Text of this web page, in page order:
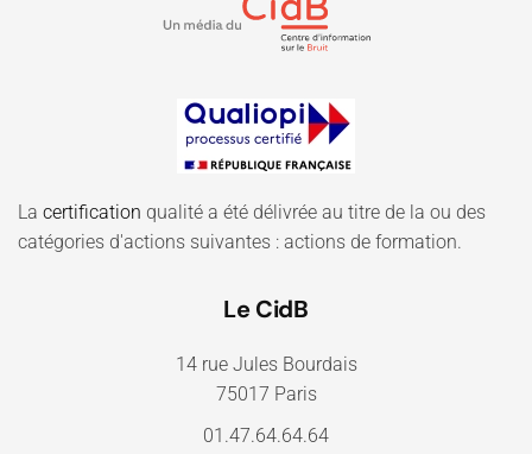
La certification qualité a été délivrée au titre de la ou des
catégories d'actions suivantes : actions de formation.
Le CidB
14 rue Jules Bourdais
75017 Paris
01.47.64.64.64